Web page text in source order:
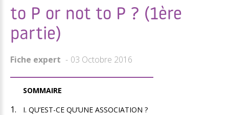
to P or not to P ? (1ère
partie)
Fiche expert 03 Octobre 2016
SOMMAIRE
I. QU’EST-CE QU’UNE ASSOCIATION ?